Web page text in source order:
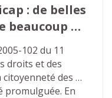
: de belles
beaucoup à
102 du 11
droits et des
des
promulguée. En